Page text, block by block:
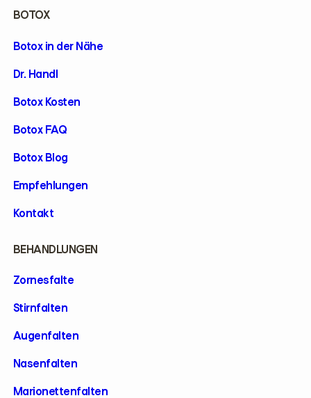
BOTOX
Botox in der Nähe
Dr. Handl
Botox Kosten
Botox FAQ
Botox Blog
Empfehlungen
Kontakt
BEHANDLUNGEN
Zornesfalte
Stirnfalten
Augenfalten
Nasenfalten
Marionettenfalten